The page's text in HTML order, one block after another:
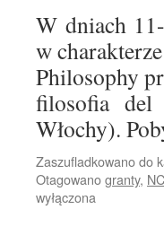
W dniach
w
Philosophy
filosofia
Włochy).
Zaszufladkowano do
Otagowanogranty,
wyłączona